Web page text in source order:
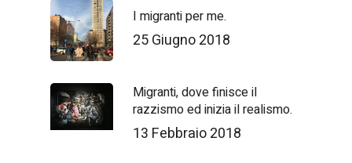
I migranti per me.
25 Giugno 2018
Migranti, dove finisce il
razzismo ed inizia il realismo.
13 Febbraio 2018